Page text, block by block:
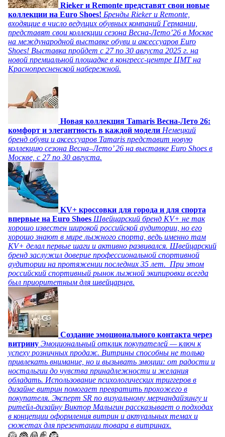
Rieker и Remonte представят свои новые
коллекции на Euro Shoes! Бренды Rieker и Remonte,
входящие в число ведущих обувных компаний Германии,
представят свои коллекции сезона Весна-Лето’26 в Москве
на международной выставке обуви и аксессуаров Euro
Shoes! Выставка пройдет c 27 по 30 августа 2025 г. на
новой премиальной площадке в конгресс-центре ЦМТ на
Краснопресненской набережной.
Новая коллекция Tamaris Весна-Лето 26:
комфорт и элегантность в каждой модели Немецкий
бренд обуви и аксессуаров Tamaris представит новую
коллекцию сезона Весна–Лето’ 26 на выставке Euro Shoes в
Москве, с 27 по 30 августа.
KV+ кроссовки для города и для спорта
впервые на Euro Shoes Швейцарский бренд KV+ не так
хорошо известен широкой российской аудитории, но его
хорошо знают в мире лыжного спорта, ведь именно там
KV+ делал первые шаги и активно развивался. Швейцарский
бренд заслужил доверие профессиональной спортивной
аудитории на протяжении последних 35 лет. При этом
российский спортивный рынок лыжной экипировки всегда
был приоритетным для швейцарцев.
Создание эмоционального контакта через
витрину Эмоциональный отклик покупателей — ключ к
успеху розничных продаж. Витрины способны не только
привлекать внимание, но и вызывать эмоции: от радости и
ностальгии до чувства принадлежности и желания
обладать. Использование психологических триггеров в
дизайне витрин помогает превратить прохожего в
покупателя. Эксперт SR по визуальному мерчандайзингу и
ритейл-дизайну Виктор Малыгин рассказывает о подходах
в концепции оформления витрин и актуальных темах и
сюжетах для презентации товара в витринах.